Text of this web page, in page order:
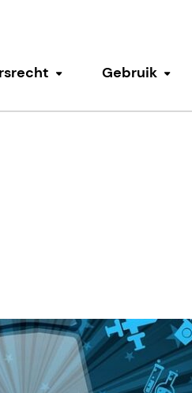
Submenu tonen
Gebruik